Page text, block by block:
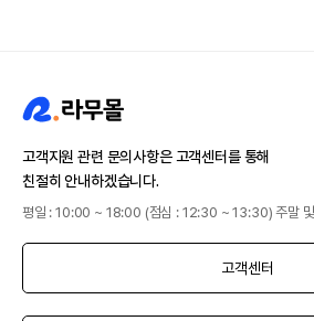
고객지원 관련 문의사항은 고객센터를 통해
친절히 안내하겠습니다.
평일 : 10:00 ~ 18:00 (점심 : 12:30 ~ 13:30) 주말 및
고객센터